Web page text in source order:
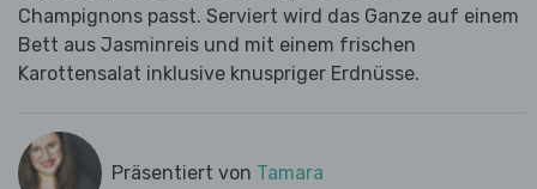
Champignons passt. Serviert wird das Ganze auf einem
Bett aus Jasminreis und mit einem frischen
Karottensalat inklusive knuspriger Erdnüsse.
Präsentiert von Tamara